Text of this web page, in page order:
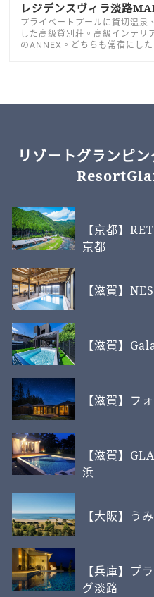
レジデンスヴィラ淡路
プライベートプールに貸切温泉
した高級貸別荘。高級インテ
のANNEX。どちらも常宿にし
リゾートグランピ
【京都】
京都
【滋賀】
【滋賀】
【滋賀】フ
【滋賀】
浜
【大阪】う
【兵庫】プ
グ淡路